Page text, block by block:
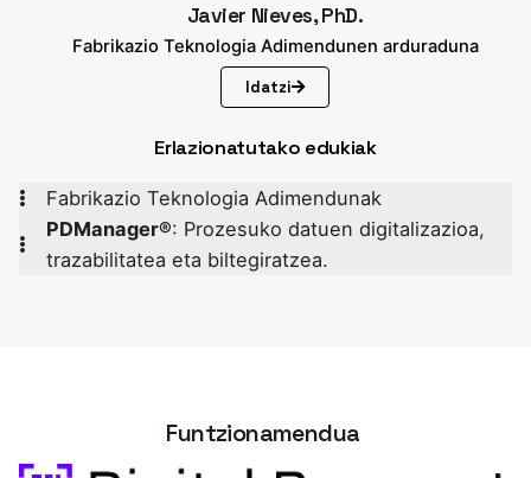
Javier Nieves, PhD.
Fabrikazio Teknologia Adimendunen arduraduna
Idatzi
Erlazionatutako edukiak
Fabrikazio Teknologia Adimendunak
PDManager®: Prozesuko datuen digitalizazioa,
trazabilitatea eta biltegiratzea.
Funtzionamendua